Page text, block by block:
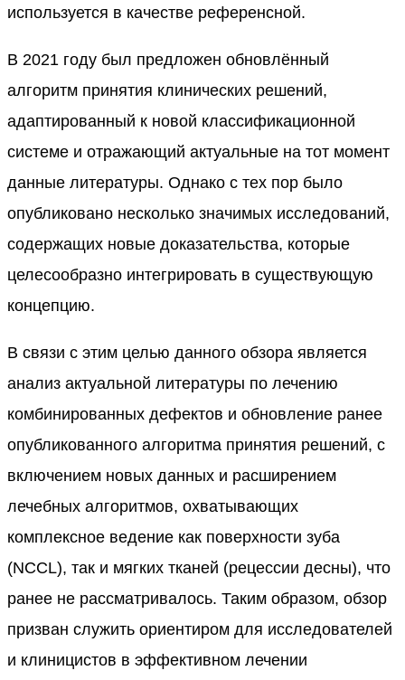
используется в качестве референсной.
В 2021 году был предложен обновлённый
алгоритм принятия клинических решений,
адаптированный к новой классификационной
системе и отражающий актуальные на тот момент
данные литературы. Однако с тех пор было
опубликовано несколько значимых исследований,
содержащих новые доказательства, которые
целесообразно интегрировать в существующую
концепцию.
В связи с этим целью данного обзора является
анализ актуальной литературы по лечению
комбинированных дефектов и обновление ранее
опубликованного алгоритма принятия решений, с
включением новых данных и расширением
лечебных алгоритмов, охватывающих
комплексное ведение как поверхности зуба
(NCCL), так и мягких тканей (рецессии десны), что
ранее не рассматривалось. Таким образом, обзор
призван служить ориентиром для исследователей
и клиницистов в эффективном лечении